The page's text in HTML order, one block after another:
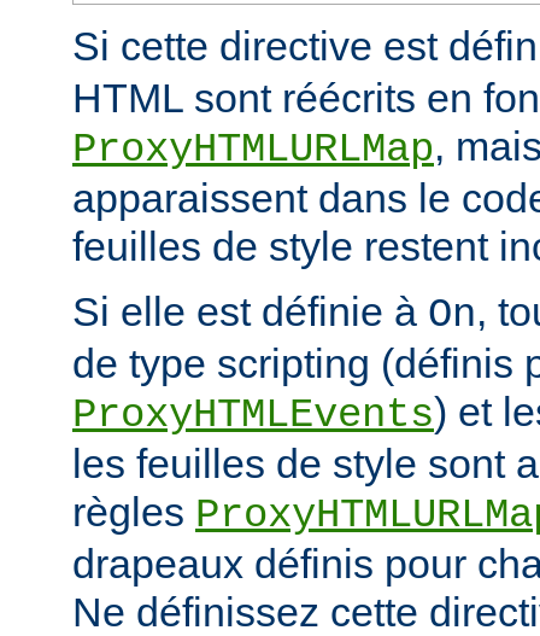
Si cette directive est
HTML sont réécrits en
ProxyHTMLURLMap,
apparaissent dans le
feuilles de style restent
Si elle est définie à On,
de type scripting (définis
ProxyHTMLEvents) et
les feuilles de style sont
règles
drapeaux définis pour
Ne définissez cette